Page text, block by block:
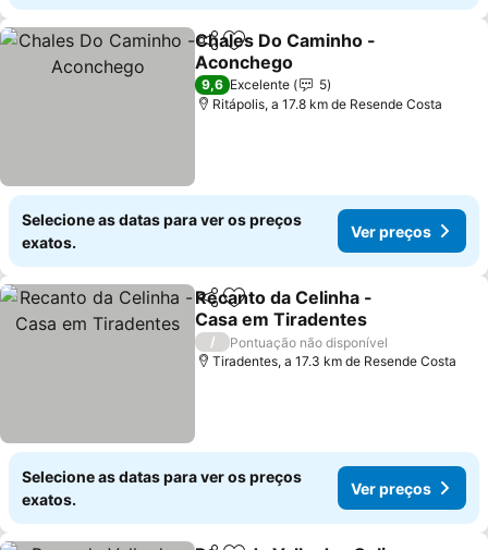
PartilharAdicionar aos favoritos
Chales Do Caminho -
Aconchego
9,6 Excelente
5
Ritápolis, a 17.8 km de Resende Costa
Selecione as datas para ver os preços
exatos.
Ver preços
PartilharAdicionar aos favoritos
Recanto da Celinha -
Casa em Tiradentes
/
Pontuação não disponível
Tiradentes, a 17.3 km de Resende Costa
Selecione as datas para ver os preços
exatos.
Ver preços